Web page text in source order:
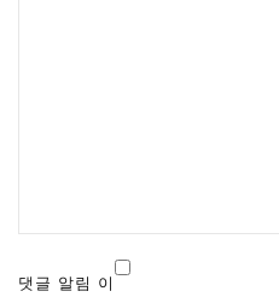
댓글 알림 이